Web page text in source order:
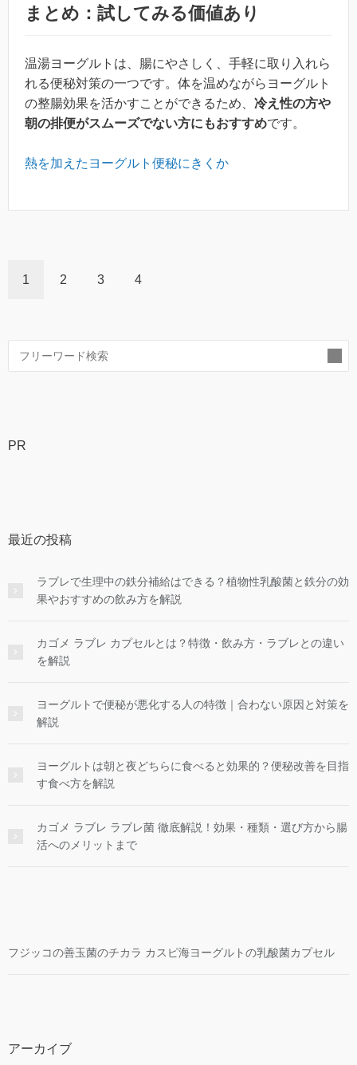
まとめ：試してみる価値あり
温湯ヨーグルトは、腸にやさしく、手軽に取り入れら
れる便秘対策の一つです。体を温めながらヨーグルト
の整腸効果を活かすことができるため、 冷え性の方や
朝の排便がスムーズでない方にもおすすめです。
熱を加えたヨーグルト便秘にきくか
1 2 3 4
PR
最近の投稿
ラブレで生理中の鉄分補給はできる？植物性乳酸菌と鉄分の効
果やおすすめの飲み方を解説
カゴメ ラブレ カプセルとは？特徴・飲み方・ラブレとの違い
を解説
ヨーグルトで便秘が悪化する人の特徴｜合わない原因と対策を
解説
ヨーグルトは朝と夜どちらに食べると効果的？便秘改善を目指
す食べ方を解説
カゴメ ラブレ ラブレ菌 徹底解説！効果・種類・選び方から腸
活へのメリットまで
フジッコの善玉菌のチカラ カスピ海ヨーグルトの乳酸菌カプセル
アーカイブ